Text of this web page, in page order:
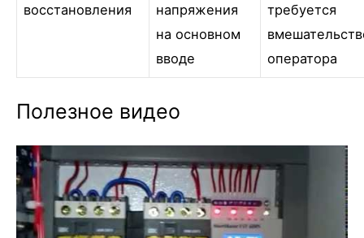
восстановления
напряжения
на основном
вводе
требуется
оператора
Полезное видео